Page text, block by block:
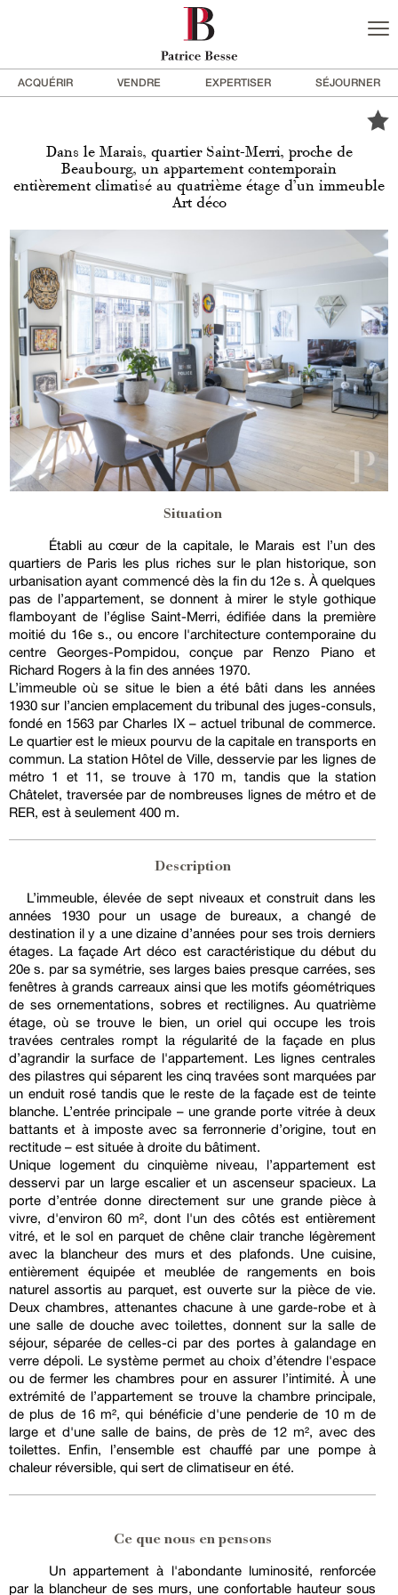
ACQUÉRIR VENDRE EXPERTISER SÉJOURNER
Dans le Marais, quartier Saint-Merri, proche de
Beaubourg, un appartement contemporain
entièrement climatisé au quatrième étage d’un immeuble
Art déco
Situation
Établi au cœur de la capitale, le Marais est l’un des
quartiers de Paris les plus riches sur le plan historique, son
urbanisation ayant commencé dès la fin du 12e s. À quelques
pas de l’appartement, se donnent à mirer le style gothique
flamboyant de l’église Saint-Merri, édifiée dans la première
moitié du 16e s., ou encore l'architecture contemporaine du
centre Georges-Pompidou, conçue par Renzo Piano et
Richard Rogers à la fin des années 1970.
L’immeuble où se situe le bien a été bâti dans les années
1930 sur l’ancien emplacement du tribunal des juges-consuls,
fondé en 1563 par Charles IX – actuel tribunal de commerce.
Le quartier est le mieux pourvu de la capitale en transports en
commun. La station Hôtel de Ville, desservie par les lignes de
métro 1 et 11, se trouve à 170 m, tandis que la station
Châtelet, traversée par de nombreuses lignes de métro et de
RER, est à seulement 400 m.
Description
L’immeuble, élevée de sept niveaux et construit dans les
années 1930 pour un usage de bureaux, a changé de
destination il y a une dizaine d’années pour ses trois derniers
étages. La façade Art déco est caractéristique du début du
20e s. par sa symétrie, ses larges baies presque carrées, ses
fenêtres à grands carreaux ainsi que les motifs géométriques
de ses ornementations, sobres et rectilignes. Au quatrième
étage, où se trouve le bien, un oriel qui occupe les trois
travées centrales rompt la régularité de la façade en plus
d’agrandir la surface de l'appartement. Les lignes centrales
des pilastres qui séparent les cinq travées sont marquées par
un enduit rosé tandis que le reste de la façade est de teinte
blanche. L’entrée principale – une grande porte vitrée à deux
battants et à imposte avec sa ferronnerie d’origine, tout en
rectitude – est située à droite du bâtiment.
Unique logement du cinquième niveau, l’appartement est
desservi par un large escalier et un ascenseur spacieux. La
porte d’entrée donne directement sur une grande pièce à
vivre, d'environ 60 m², dont l'un des côtés est entièrement
vitré, et le sol en parquet de chêne clair tranche légèrement
avec la blancheur des murs et des plafonds. Une cuisine,
entièrement équipée et meublée de rangements en bois
naturel assortis au parquet, est ouverte sur la pièce de vie.
Deux chambres, attenantes chacune à une garde-robe et à
une salle de douche avec toilettes, donnent sur la salle de
séjour, séparée de celles-ci par des portes à galandage en
verre dépoli. Le système permet au choix d’étendre l'espace
ou de fermer les chambres pour en assurer l’intimité. À une
extrémité de l’appartement se trouve la chambre principale,
de plus de 16 m², qui bénéficie d'une penderie de 10 m de
large et d'une salle de bains, de près de 12 m², avec des
toilettes. Enfin, l’ensemble est chauffé par une pompe à
chaleur réversible, qui sert de climatiseur en été.
Ce que nous en pensons
Un appartement à l'abondante luminosité, renforcée
par la blancheur de ses murs, une confortable hauteur sous